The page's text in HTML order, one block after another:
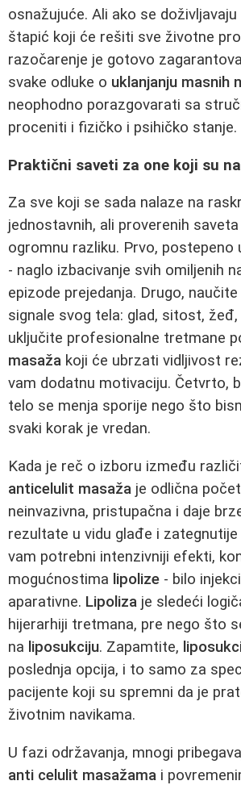
osnažujuće. Ali ako se
štapić koji će rešiti sve životne
razočarenje je gotovo
svake odluke o uklanjanju masnih
neophodno porazgovarati sa
proceniti i fizičko i psihičko stanje.
Praktični saveti za one koji su
Za sve koji se sada nalaze na
jednostavnih, ali proverenih
ogromnu razliku. Prvo, postepeno
- naglo izbacivanje svih omiljenih
epizode prejedanja. Drugo,
signale svog tela: glad, sitost,
uključite profesionalne tretmane
masaža koji će ubrzati vidljivost
vam dodatnu motivaciju. Četvrto,
telo se menja sporije nego što
svaki korak je vredan.
Kada je reč o izboru između
anticelulit masaža je odlična
neinvazivna, pristupačna i daje
rezultate u vidu glađe i
vam potrebni intenzivniji efekti,
mogućnostima lipolize - bilo
aparativne. Lipoliza je sledeći
hijerarhiji tretmana, pre nego što
na liposukciju. Zapamtite,
poslednja opcija, i to samo za
pacijente koji su spremni da je
životnim navikama.
U fazi održavanja, mnogi
anti celulit masažama i